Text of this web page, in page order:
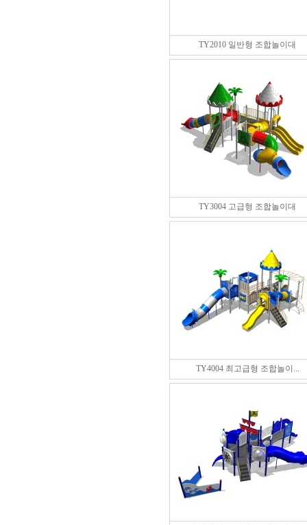
TY2010 일반형 조합놀이대
TY3004 고급형 조합놀이대
TY4004 최고급형 조합놀이...